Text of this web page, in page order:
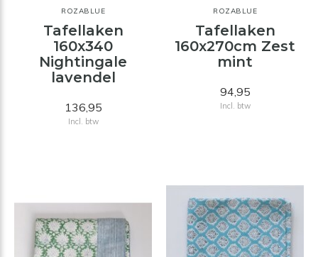
ROZABLUE
Tafellaken
160x340
Nightingale
lavendel
136,95
Incl. btw
ROZABLUE
Tafellaken
160x270cm Zest
mint
94,95
Incl. btw